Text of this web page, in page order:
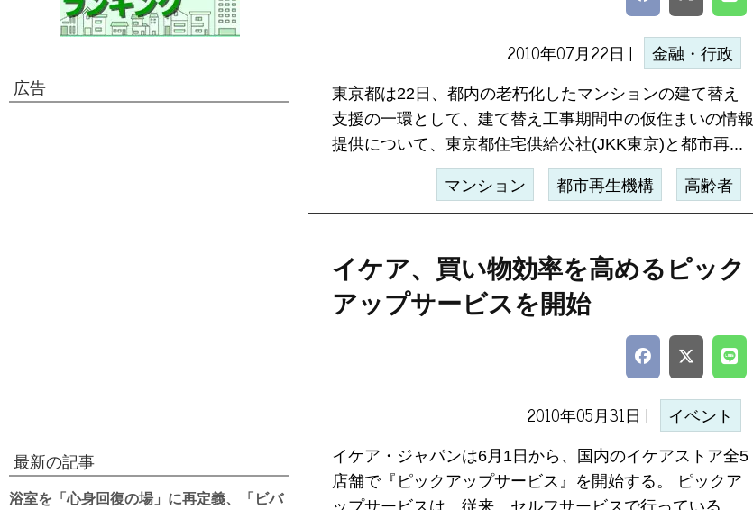
2010年07月22日 | 金融・行政
東京都は22日、都内の老朽化したマンションの建て替え
支援の一環として、建て替え工事期間中の仮住まいの情報
提供について、東京都住宅供給公社(JKK東京)と都市再...
マンション 都市再生機構 高齢者
イケア、買い物効率を高めるピック
アップサービスを開始
2010年05月31日 | イベント
イケア・ジャパンは6月1日から、国内のイケアストア全5
店舗で『ピックアップサービス』を開始する。 ピックア
ップサービスは、従来、セルフサービスで行っている...
広告
最新の記事
浴室を「心身回復の場」に再定義、「ビバ